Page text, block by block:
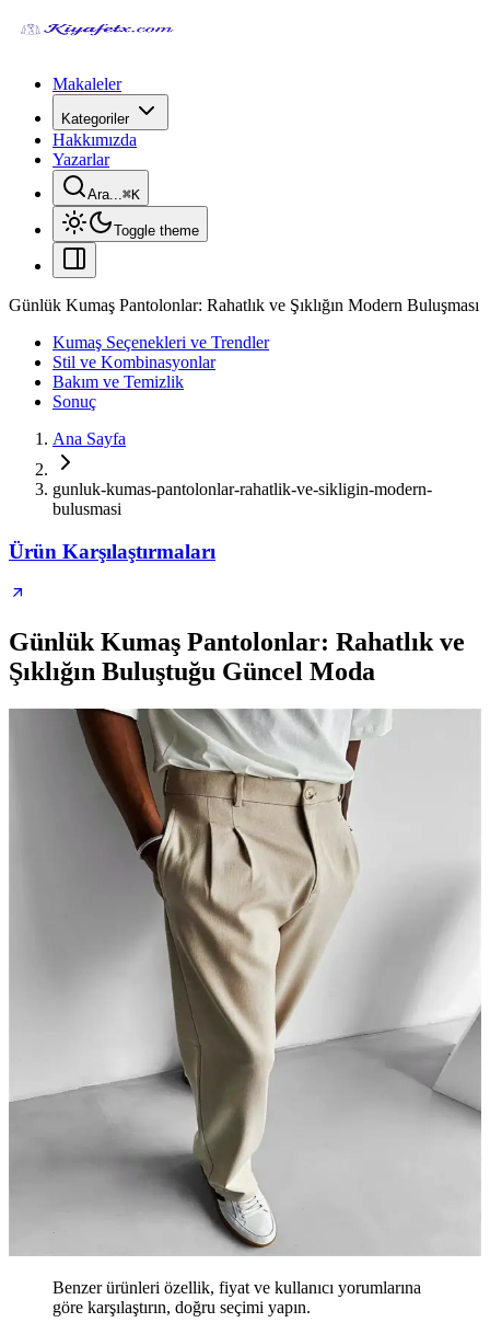
Makaleler
Kategoriler
Hakkımızda
Yazarlar
Ara...⌘K
Toggle theme
Günlük Kumaş Pantolonlar: Rahatlık ve Şıklığın Modern Buluşması
Kumaş Seçenekleri ve Trendler
Stil ve Kombinasyonlar
Bakım ve Temizlik
Sonuç
Ana Sayfa
gunluk-kumas-pantolonlar-rahatlik-ve-sikligin-modern-
bulusmasi
Ürün Karşılaştırmaları
Günlük Kumaş Pantolonlar: Rahatlık ve
Şıklığın Buluştuğu Güncel Moda
Benzer ürünleri özellik, fiyat ve kullanıcı yorumlarına
göre karşılaştırın, doğru seçimi yapın.